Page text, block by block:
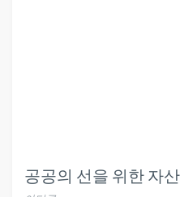
공공의 선을 위한 자산